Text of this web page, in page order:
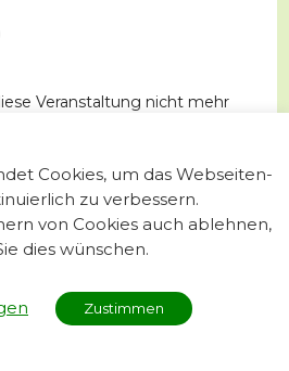
Veranstaltung nicht mehr
Cookies, um das Webseiten-
zu verbessern.
von Cookies auch ablehnen,
dies wünschen.
Zustimmen